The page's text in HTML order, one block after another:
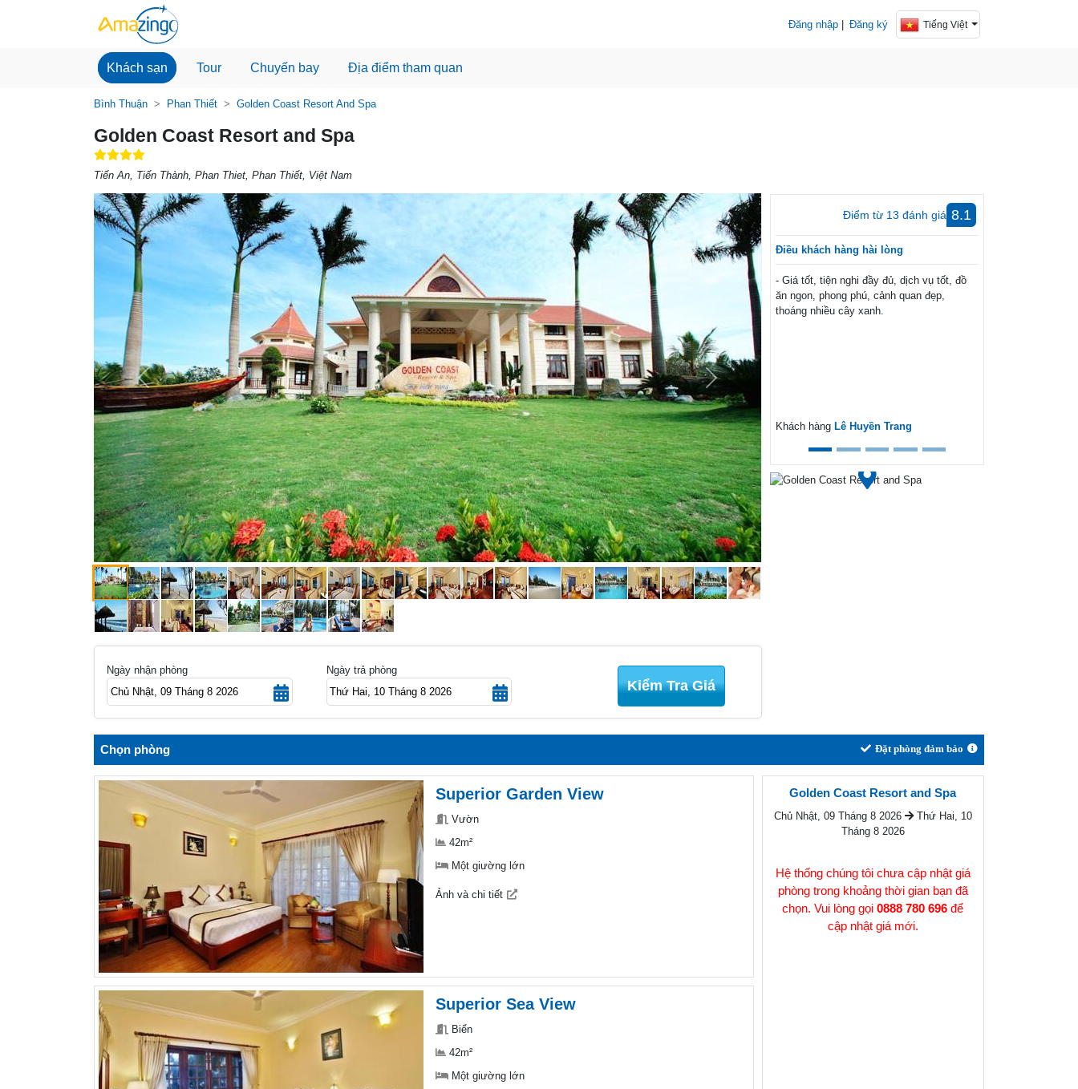
Đăng nhập | Đăng ký Tiếng Việt
Khách sạn Tour Chuyến bay Địa điểm tham quan
Bình Thuận Phan Thiết Golden Coast Resort And Spa
Golden Coast Resort and Spa
Tiến An, Tiến Thành, Phan Thiet, Phan Thiết, Việt Nam
Previous Next
8.1
Điểm từ 13 đánh giá
Điều khách hàng hài lòng
- Giá tốt, tiện nghi đầy đủ, dịch vụ tốt, đồ
ăn ngon, phong phú, cảnh quan đẹp,
thoáng nhiều cây xanh.
Khách hàng Lê Huyền Trang
Ngày nhận phòng Ngày trả phòng
Kiểm Tra Giá
Chọn phòng Đặt phòng đảm bảo
Superior Garden View
Vườn
42m²
Một giường lớn
Ảnh và chi tiết
Superior Sea View
Biển
42m²
Một giường lớn
Golden Coast Resort and Spa
Chủ Nhật, 09 Tháng 8 2026
Thứ Hai, 10
Tháng 8 2026
Hệ thống chúng tôi chưa cập nhật giá
phòng trong khoảng thời gian bạn đã
chọn. Vui lòng gọi0888 780 696 để
cập nhật giá mới.